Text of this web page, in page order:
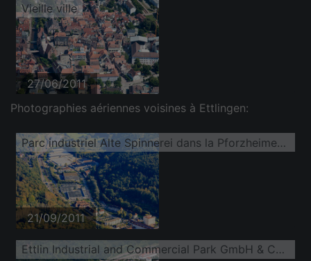
Vieille ville
27/06/2011
Photographies aériennes voisines à Ettlingen:
Parc industriel Alte Spinnerei dans la Pforzheimer Straße avec Prosegur, ETTLIN AG et REICHHART Logistik GmbH
21/09/2011
Ettlin Industrial and Commercial Park GmbH & Co. KG dans l'ancienne filature